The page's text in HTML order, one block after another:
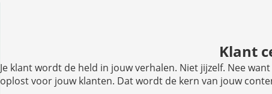
Klant
Je klant wordt de held in jouw verhalen. Niet jijzelf. Nee
oplost voor jouw klanten. Dat wordt de kern van jouw